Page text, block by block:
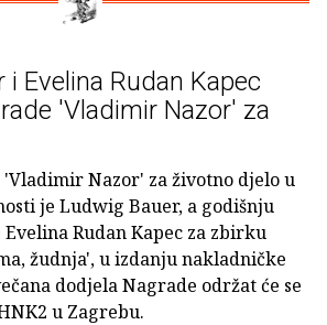
i Evelina Rudan Kapec
'Vladimir Nazor' za
Nazor' za životno djelo u
je Ludwig Bauer, a godišnju
Rudan Kapec za zbirku
žudnja', u izdanju nakladničke
dodjela Nagrade održat će se
u Zagrebu.